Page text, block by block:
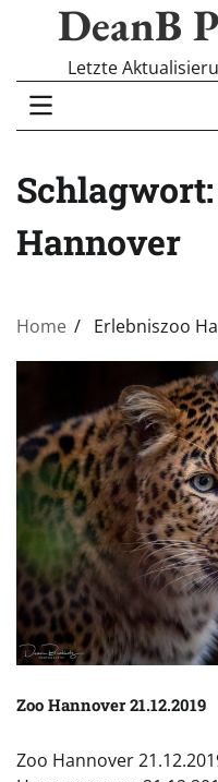
DeanB
Letzte
Schlagwort:
Hannover
Home Erlebniszoo
Zoo Hannover 21.12.2019
Zoo Hannover